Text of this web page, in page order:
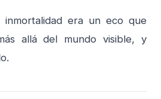
inmortalidad era un eco que
allá del mundo visible, y